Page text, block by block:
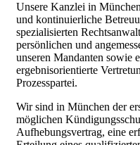
Unsere Kanzlei in
und kontinuierliche
spezialisierten
persönlichen und
unseren Mandanten sowie
ergebnisorientierte
Prozesspartei.
Wir sind in München der
möglichen
Aufhebungsvertrag, eine